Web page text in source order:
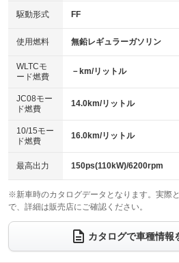
USB入力端子
：装備あり
100V電源
：装備なし
センターデフロック
：装備なし
電動格納ミラー
：装備あり
HID(キセノンライト)
バックカメラ
エアロ
：装備なし
ローダウン
：装備なし
ベンチシート
：装備なし
チップアップシート
：装備なし
電動格納サードシート
：装備なし
ウォークスルー
電動リアゲート
駆動形式 FF
使用燃料 無鉛レギュラーガソリン
WLTCモ
ード燃費
－km/リットル
JC08モー
ド燃費
14.0km/リットル
10/15モー
ド燃費
16.0km/リットル
最高出力 150ps(110kW)/6200rpm
※新車時のカタログデータとなります。実際
で、詳細は販売店にご確認ください。
カタログで車種情報